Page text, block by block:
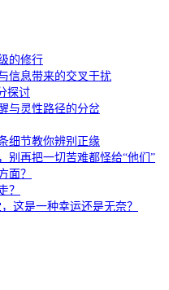
的修行
信息带来的交叉干扰
探讨
与灵性路径的分岔
细节教你辨别正缘
别再把一切苦难都怪给“他们”
面？
？
这是一种幸运还是无奈？